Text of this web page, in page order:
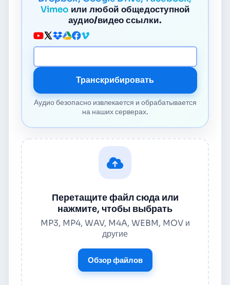
Vimeo или любой общедоступной
аудио/видео ссылки.
URL медиа
Транскрибировать
Аудио безопасно извлекается и обрабатывается
на наших серверах.
Перетащите файл сюда или
нажмите, чтобы выбрать
MP3, MP4, WAV, M4A, WEBM, MOV и
другие
Обзор файлов